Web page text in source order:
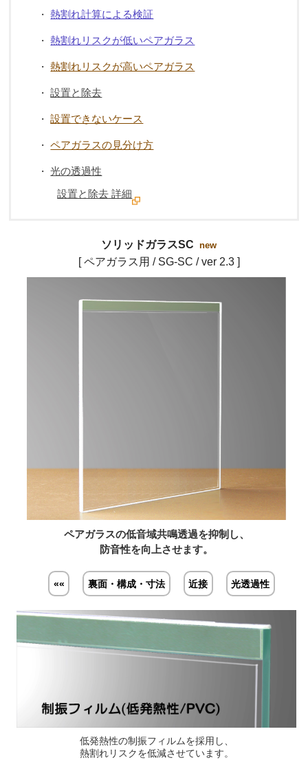
・熱割れ計算による検証
・熱割れリスクが低いペアガラス
・熱割れリスクが高いペアガラス
・設置と除去
・設置できないケース
・ペアガラスの見分け方
・光の透過性
設置と除去 詳細
ソリッドガラスSC new
[ ペアガラス用 / SG-SC / ver 2.3 ]
ペアガラスの低音域共鳴透過を抑制し、
防音性を向上させます。
«« 裏面・構成・寸法 近接 光透過性
低発熱性の制振フィルムを採用し、
熱割れリスクを低減させています。